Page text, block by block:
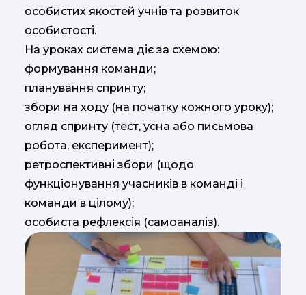
особистих якостей учнів та розвиток
особистості.
На уроках система діє за схемою:
формування команди;
планування спринту;
збори на ходу (на початку кожного уроку);
огляд спринту (тест, усна або письмова
робота, експеримент);
ретроспективні збори (щодо
функціонування учасників в команді і
команди в цілому);
особиста рефлексія (самоаналіз).